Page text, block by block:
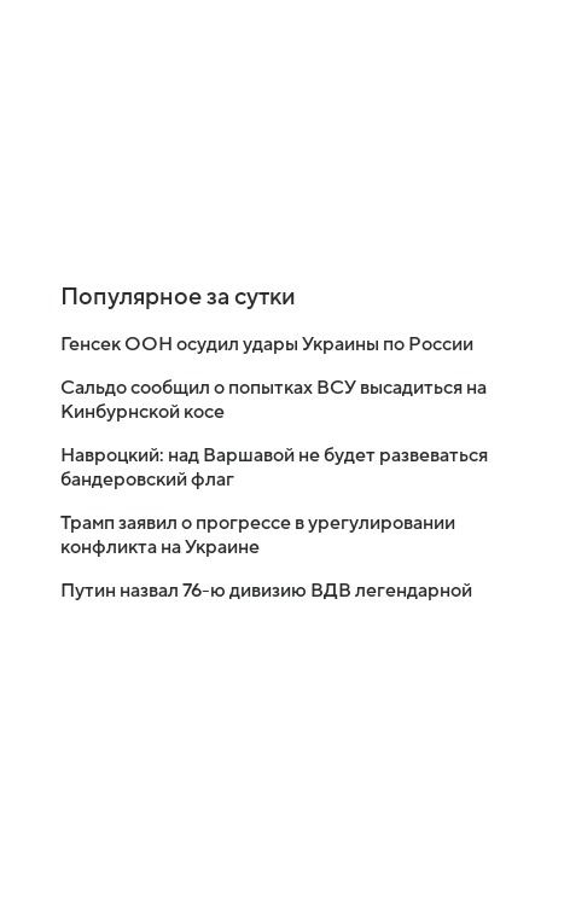
Популярное за сутки
Генсек ООН осудил удары Украины по России
Сальдо сообщил о попытках ВСУ высадиться на
Кинбурнской косе
Навроцкий: над Варшавой не будет развеваться
бандеровский флаг
Трамп заявил о прогрессе в урегулировании
конфликта на Украине
Путин назвал 76-ю дивизию ВДВ легендарной